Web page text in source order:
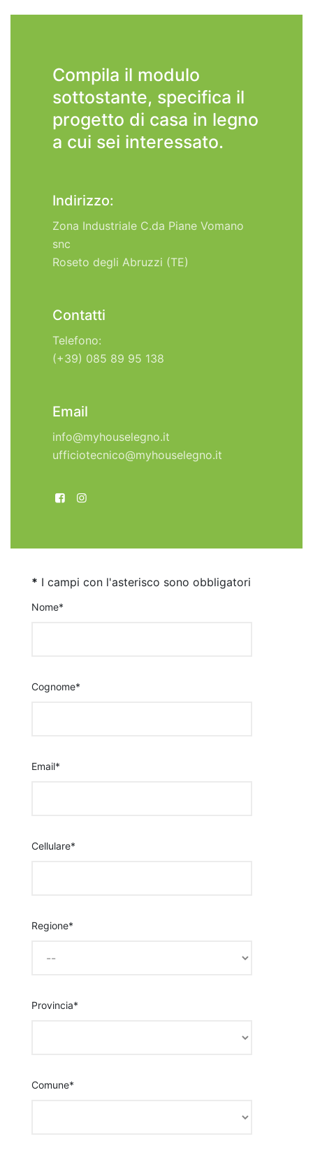
Compila il modulo
sottostante, specifica il
progetto di casa in legno
a cui sei interessato.
Indirizzo:
Zona Industriale C.da Piane Vomano
snc
Roseto degli Abruzzi (TE)
Contatti
Telefono:
(+39) 085 89 95 138
Email
info@myhouselegno.it
ufficiotecnico@myhouselegno.it
* I campi con l'asterisco sono obbligatori
Nome*
Cognome*
Email*
Cellulare*
Regione*
Provincia*
Comune*